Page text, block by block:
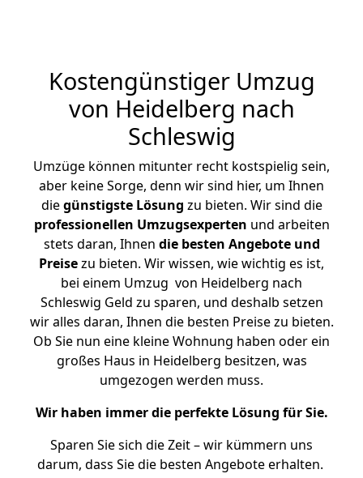
Kostengünstiger Umzug
von Heidelberg nach
Schleswig
Umzüge können mitunter recht kostspielig sein,
aber keine Sorge, denn wir sind hier, um Ihnen
diegünstigste Lösung zu bieten. Wir sind die
professionellen Umzugsexperten und arbeiten
stets daran, Ihnen die besten Angebote und
Preisezu bieten. Wir wissen, wie wichtig es ist,
bei einem Umzug von Heidelberg nach
Schleswig Geld zu sparen, und deshalb setzen
wir alles daran, Ihnen die besten Preise zu bieten.
Ob Sie nun eine kleine Wohnung haben oder ein
großes Haus in Heidelberg besitzen, was
umgezogen werden muss.
Wir haben immer die perfekte Lösung für Sie.
Sparen Sie sich die Zeit – wir kümmern uns
darum, dass Sie die besten Angebote erhalten.